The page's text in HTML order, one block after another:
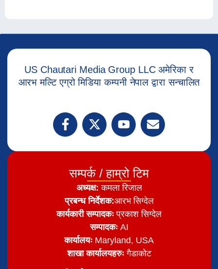
US Chautari Media Group LLC अमेरिका र
आरभ मल्टि एग्रो मिडिया कम्पनी नेपाल द्वारा सन्चालित
सम्पर्क / हाम्रो टिम
अध्यक्ष:कमला रिजाल
प्रबन्ध निर्देशक:आरभ सिग्देल
कार्यकारी सम्पादकः प्रकाश सिग्देल
सम्पादकःAI
कार्यालयः Maryland, USA
शाखा कार्यालयहरुःगैडाकोट